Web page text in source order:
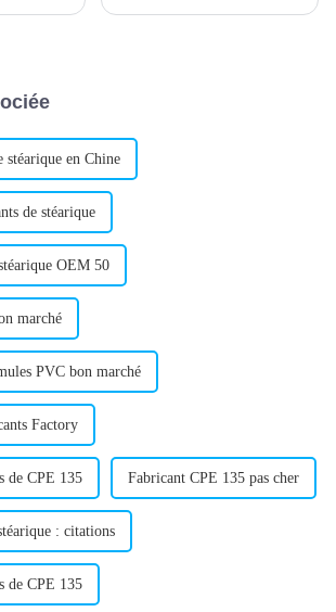
stéarique en Chine
de stéarique
OEM 50
marché
PVC bon marché
Factory
de CPE 135 Fabricant CPE 135 pas cher
: citations
de CPE 135